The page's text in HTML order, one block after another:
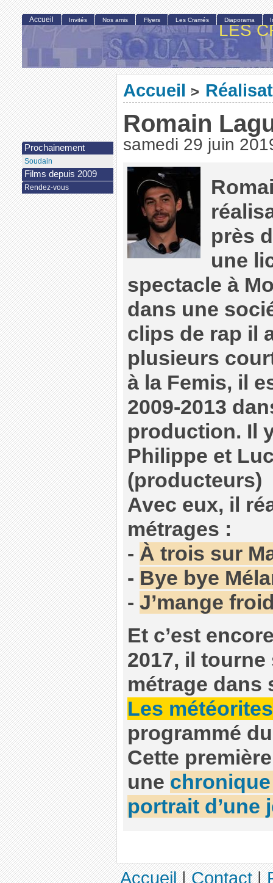
LES
Accueil >
Romain
samedi 29 juin
près
une
spectacle à
dans une
clips de rap il
plusieurs
à la Femis, il
2009-2013
production. Il
Philippe et
(producteurs)
Avec eux, il
métrages :
- À trois sur
- Bye bye
- J’mange
Et c’est
2017, il
métrage dans
Les météorites
programmé
Cette
une chronique
portrait d’une
Accueil Invités Nos amis Flyers Les Cramés Diaporama
Prochainement
Soudain
Films depuis 2009
Rendez-vous
Accueil|Contact|